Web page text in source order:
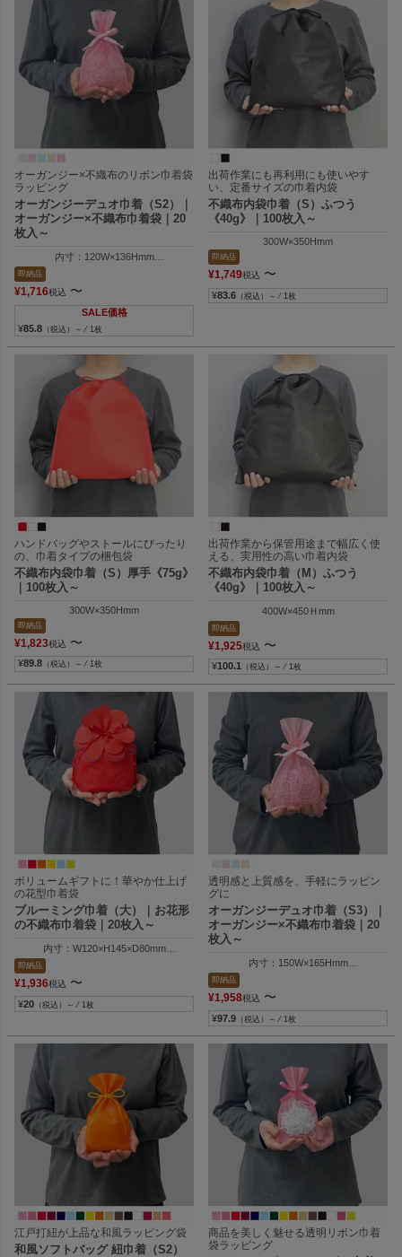
オーガンジー×不織布のリボン巾着袋
ラッピング
オーガンジーデュオ巾着（S2）｜
オーガンジー×不織布巾着袋｜20
枚入～
内寸：120W×136Hmm
即納品
¥1,716税込 〜
SALE価格
¥85.8 （税込）～ ⁄ 1枚
出荷作業にも再利用にも使いやす
い、定番サイズの巾着内袋
不織布内袋巾着（S）ふつう
《40g》｜100枚入～
300W×350Hmm
即納品
¥1,749税込 〜
¥83.6 （税込）～ ⁄ 1枚
ハンドバッグやストールにぴったり
の、巾着タイプの梱包袋
不織布内袋巾着（S）厚手《75g》
｜100枚入～
300W×350Hmm
即納品
¥1,823税込 〜
¥89.8 （税込）～ ⁄ 1枚
出荷作業から保管用途まで幅広く使
える、実用性の高い巾着内袋
不織布内袋巾着（M）ふつう
《40g》｜100枚入～
400W×450Ｈmm
即納品
¥1,925税込 〜
¥100.1 （税込）～ ⁄ 1枚
ボリュームギフトに！華やか仕上げ
の花型巾着袋
ブルーミング巾着（大）｜お花形
の不織布巾着袋｜20枚入～
内寸：W120×H145×D80mm
外寸：W134×H232×D80mm
即納品
¥1,936税込 〜
¥20 （税込）～ ⁄ 1枚
透明感と上質感を、手軽にラッピン
グに
オーガンジーデュオ巾着（S3）｜
オーガンジー×不織布巾着袋｜20
枚入～
内寸：150W×165Hmm
即納品
¥1,958税込 〜
¥97.9 （税込）～ ⁄ 1枚
江戸打紐が上品な和風ラッピング袋
和風ソフトバッグ 紐巾着（S2）
商品を美しく魅せる透明リボン巾着
袋ラッピング